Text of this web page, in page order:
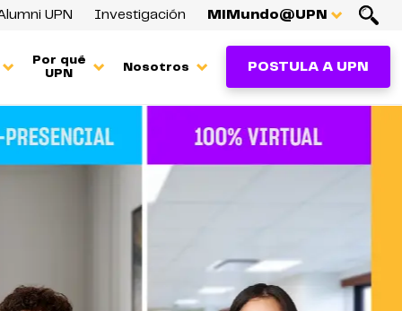
UPN Investigación MiMundo@UPN
Por qué
UPN
Nosotros POSTULA A UPN